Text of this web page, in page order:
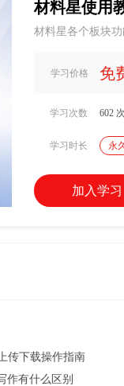
材料星使用
材料星各个板块
学习价格 免
学习次数 602 次
学习时长 永
加入学习
传下载操作指南
作有什么区别